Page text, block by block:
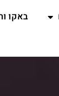
באקו